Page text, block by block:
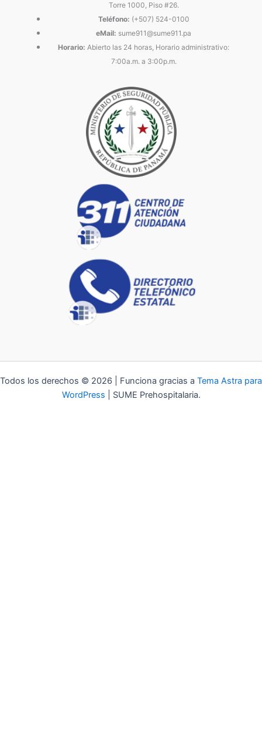
Torre 1000, Piso #26.
Teléfono: (+507) 524-0100
eMail: sume911@sume911.pa
Horario: Abierto las 24 horas, Horario administrativo:
7:00a.m. a 3:00p.m.
Todos los derechos © 2026 | Funciona gracias a Tema Astra para
WordPress | SUME Prehospitalaria.